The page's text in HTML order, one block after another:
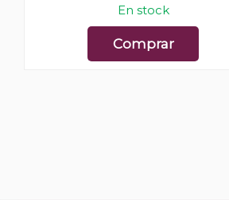
En stock
Comprar